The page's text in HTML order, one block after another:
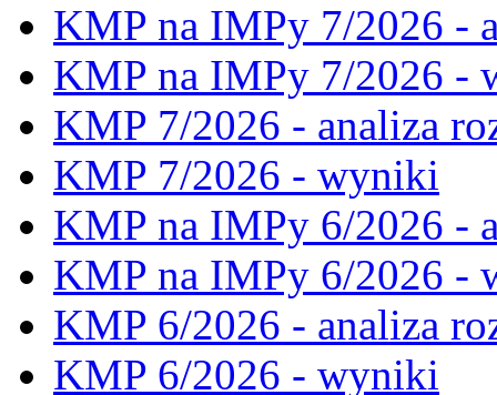
KMP na IMPy 7/2026 -
KMP na IMPy 7/2026 -
KMP 7/2026 - analiza
KMP 7/2026 - wyniki
KMP na IMPy 6/2026 -
KMP na IMPy 6/2026 -
KMP 6/2026 - analiza
KMP 6/2026 - wyniki